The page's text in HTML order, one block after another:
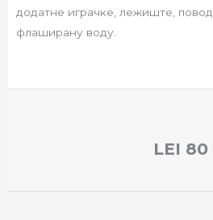
додатне играчке, лежиште,
флаширану воду.
LEI 80